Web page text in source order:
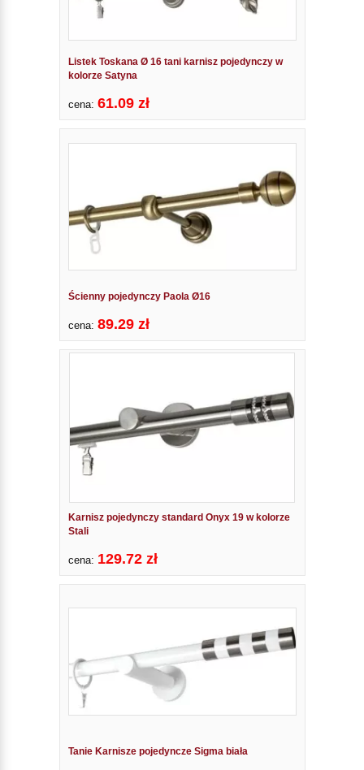
Listek Toskana Ø 16 tani karnisz pojedynczy w
kolorze Satyna
cena: 61.09 zł
Ścienny pojedynczy Paola Ø16
cena: 89.29 zł
Karnisz pojedynczy standard Onyx 19 w kolorze
Stali
cena: 129.72 zł
Tanie Karnisze pojedyncze Sigma biała